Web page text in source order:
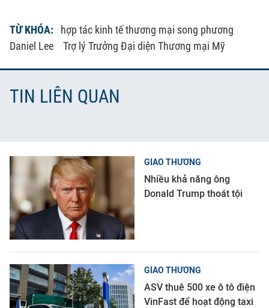
TỪ KHÓA:
hợp tác kinh tế thương mại song phương
Daniel Lee
Trợ lý Trưởng Đại diện Thương mại Mỹ
TIN LIÊN QUAN
GIAO THƯƠNG
Nhiều khả năng ông
Donald Trump thoát tội
GIAO THƯƠNG
ASV thuê 500 xe ô tô điện
VinFast để hoạt động taxi